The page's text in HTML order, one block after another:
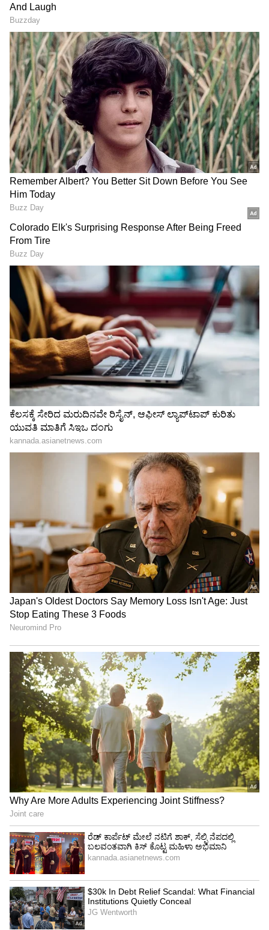
Image Credit :StockPhoto
ಮೈಲೇಜ್, ಮ್ಯಾನುವಲ್ ವೇರಿಯೆಂಟ್‌ಗೆ ಹೆಚ್ಚು ಆದ್ಯತೆ
ಸ್ವಿಫ್ಟ್ ಪೆಟ್ರೋಲ್ ಮತ್ತು ಡೀಸೆಲ್ ಎರಡೂ ವೇರಿಯೆಂಟ್‌ಗಳಲ್ಲಿ
ಉತ್ತಮ ಮೈಲೇಜ್ ನೀಡುತ್ತದೆ. ಕಡಿಮೆ ಇಂಧನ ವೆಚ್ಚದಲ್ಲಿ
ಹೆಚ್ಚು ದೂರ ಪ್ರಯಾಣಿಸಬಹುದಾದ ಕಾರಣ, ಮೊದಲ ಬಾರಿ
ಕಾರು ಖರೀದಿಸುವವರಿಗೂ ಇದು ಇಷ್ಟವಾಗುತ್ತದೆ. ಅದರಲ್ಲೂ
ಸೆಕೆಂಡ್ ಹ್ಯಾಂಡ್ ಮಾರುಕಟ್ಟೆಯಲ್ಲಿ ಮ್ಯಾನುವಲ್
ಗೇರ್‌ಬಾಕ್ಸ್ ಇರುವ ಸ್ವಿಫ್ಟ್ ಕಾರುಗಳಿಗೆ ಹೆಚ್ಚು ಬೇಡಿಕೆಯಿದೆ.
ಇವುಗಳ ನಿರ್ವಹಣಾ ವೆಚ್ಚ ಕೂಡ ಕಡಿಮೆ.
ಮಾಜಿ ಶಾಸಕ ಸುರೇಶ್ ಗೌಡರ ಕಾರ್‌ ಅಪಘಾತ;
ಮದುವೆಗೆ ತೆರಳುತ್ತಿದ್ದಾಗ ಪಲ್ಟಿಯಾದ ಕಾರ್
ಗೋಲ್ಡ್‌, ಕಾರ್‌, ಮನೆ ಹೇಗೆ ಬಂತು? ಕೊನೆಗೂ Youtube
Income ಬಿಚ್ಚಿಟ್ಟ ನಿಖಿಲ್‌, ನಿಶಾ, ಮಧು ಗೌಡ
3
4
Image Credit : Cardekho.com
ಡಿಸೈನ್ ಮತ್ತು ಡ್ರೈವಿಂಗ್ ಅನುಭವವೂ ವಿಶೇಷ
ಮಾರುತಿ ಸ್ವಿಫ್ಟ್‌ನ ಸ್ಪೋರ್ಟಿ ಡಿಸೈನ್ ಇಂದಿಗೂ ಎಲ್ಲರನ್ನೂ
ಆಕರ್ಷಿಸುತ್ತದೆ. ವಿಶೇಷವಾಗಿ ಯುವಜನರಲ್ಲಿ ಈ ಕಾರಿಗೆ
ಉತ್ತಮ ಬೇಡಿಕೆಯಿದೆ. ನಗರಗಳ ಟ್ರಾಫಿಕ್‌ನಲ್ಲಿ ಸುಲಭವಾಗಿ
ಚಲಾಯಿಸಬಹುದು ಮತ್ತು ರಸ್ತೆಗಳಲ್ಲಿ ಉತ್ತಮ ಹಿಡಿತ
ಸಿಗುತ್ತದೆ. ಇದೇ ಕಾರಣಕ್ಕೆ ಹೊಸ ಮಾಡೆಲ್‌ಗಳು ಬಂದರೂ,
ಹಳೆಯ ಸ್ವಿಫ್ಟ್ ಮಾಡೆಲ್‌ಗಳಿಗೂ ಬೇಡಿಕೆ ಕಡಿಮೆಯಾಗಿಲ್ಲ.